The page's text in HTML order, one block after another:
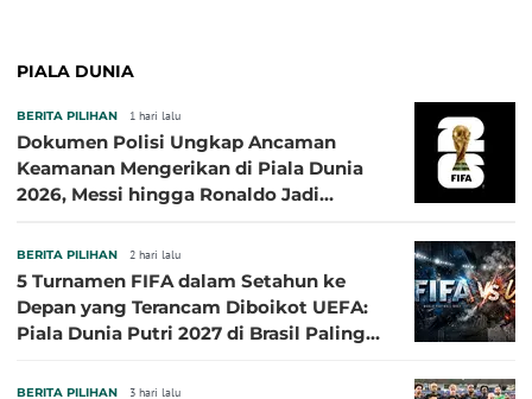
PIALA DUNIA
BERITA PILIHAN 1 hari lalu
Dokumen Polisi Ungkap Ancaman
Keamanan Mengerikan di Piala Dunia
2026, Messi hingga Ronaldo Jadi
BERITA PILIHAN 2 hari lalu
5 Turnamen FIFA dalam Setahun ke
Depan yang Terancam Diboikot UEFA:
Piala Dunia Putri 2027 di Brasil Paling
BERITA PILIHAN 3 hari lalu